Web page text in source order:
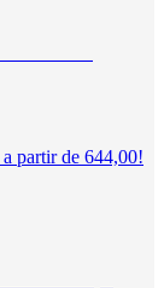
partir de 644,00!